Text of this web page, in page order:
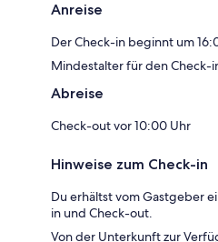
Anreise
Der Check-in beginnt um
Mindestalter für den Check-
Abreise
Check-out vor 10:00 Uhr
Hinweise zum Check-in
Du erhältst vom Gastgeber
in und Check-out.
Von der Unterkunft zur